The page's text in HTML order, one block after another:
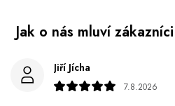
Jiří Jícha
7.8.2026